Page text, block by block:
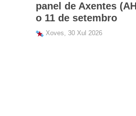
panel de Axentes
o 11 de setembro
Xoves, 30 Xul 2026